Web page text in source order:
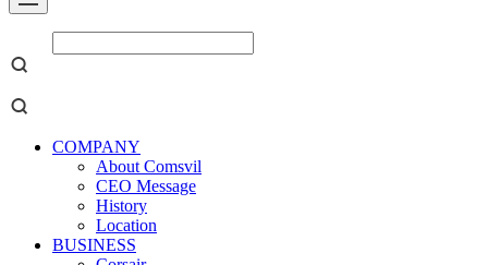
COMPANY
About Comsvil
CEO Message
History
Location
BUSINESS